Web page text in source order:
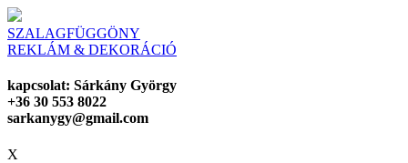
SZALAGFÜGGÖNY
REKLÁM & DEKORÁCIÓ
kapcsolat: Sárkány György
+36 30 553 8022
sarkanygy@gmail.com
X